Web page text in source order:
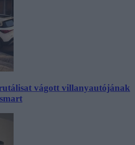
vágott villanyautójának